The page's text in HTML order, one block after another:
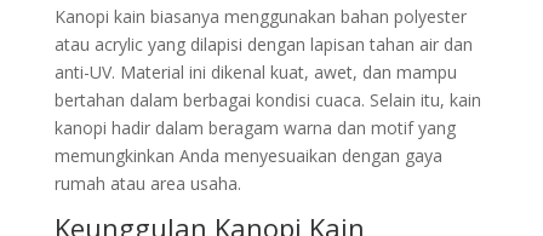
Kanopi kain biasanya menggunakan bahan polyester
atau acrylic yang dilapisi dengan lapisan tahan air dan
anti-UV. Material ini dikenal kuat, awet, dan mampu
bertahan dalam berbagai kondisi cuaca. Selain itu, kain
kanopi hadir dalam beragam warna dan motif yang
memungkinkan Anda menyesuaikan dengan gaya
rumah atau area usaha.
Keunggulan Kanopi Kain